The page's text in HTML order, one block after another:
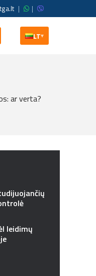
| |
LT▾
ar verta?
leidimų